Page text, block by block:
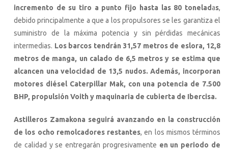
incremento de su tiro a punto fijo hasta las 80 toneladas,
debido principalmente a que a los propulsores se les garantiza el
suministro de la máxima potencia y sin pérdidas mecánicas
intermedias. Los barcos tendrán 31,57 metros de eslora, 12,8
metros de manga, un calado de 6,5 metros y se estima que
alcancen una velocidad de 13,5 nudos. Además, incorporan
motores diésel Caterpillar Mak, con una potencia de 7.500
BHP, propulsión Voith y maquinaria de cubierta de Ibercisa.
Astilleros Zamakona seguirá avanzando en la construcción
de los ocho remolcadores restantes, en los mismos términos
de calidad y se entregarán progresivamente en un periodo de